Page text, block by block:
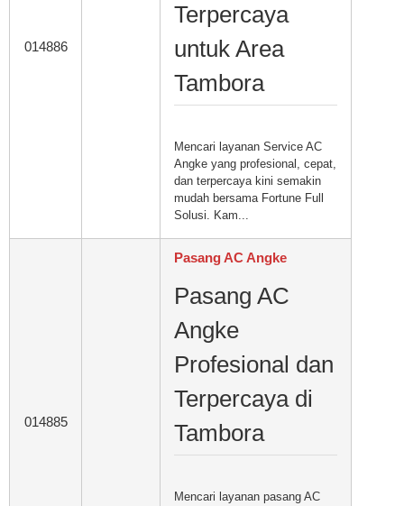
014886
Terpercaya
untuk Area
Tambora
Mencari layanan Service AC
Angke yang profesional, cepat,
dan terpercaya kini semakin
mudah bersama Fortune Full
Solusi. Kam...
014885
Pasang AC Angke
Pasang AC
Angke
Profesional dan
Terpercaya di
Tambora
Mencari layanan pasang AC